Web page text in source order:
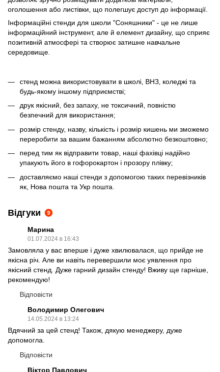
оголошення або листівки, що полегшує доступ до інформації.
Інформаційні стенди для школи "Соняшники" - це не лише
інформаційний інструмент, але й елемент дизайну, що сприяє
позитивній атмосфері та створює затишне навчальне
середовище.
стенд можна використовувати в школі, ВНЗ, коледжі та
будь-якому іншому підприємстві;
друк якісний, без запаху, не токсичний, повністю
безпечний для використання;
розмір стенду, назву, кількість і розмір кишень ми зможемо
переробити за вашим бажанням абсолютно безкоштовно;
перед тим як відправити товар, наші фахівці надійно
упакують його в гофорокартон і прозору плівку;
доставляємо наші стенди з допомогою таких перевізників
як, Нова пошта та Укр пошта.
Відгуки 9
Марина
01.07.2024 в 16:43
Замовляла у вас вперше і дуже хвилювалася, що прийде не
якісна річ. Але ви навіть перевершили моє уявлення про
якісний стенд. Дуже гарний дизайн стенду! Вживу ще гарніше,
рекомендую!
Відповісти
Володимир Олегович
14.05.2024 в 13:24
Вдячний за цей стенд! Також, дякую менеджеру, дуже
допомогла.
Відповісти
Віктор Павлович